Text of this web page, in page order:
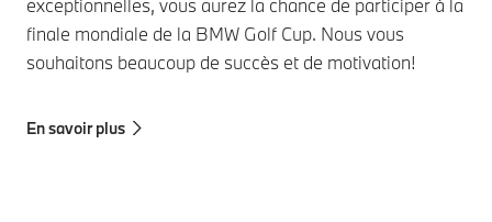
exceptionnelles, vous aurez la chance de participer à la
finale mondiale de la BMW Golf Cup. Nous vous
souhaitons beaucoup de succès et de motivation!
En savoir plus